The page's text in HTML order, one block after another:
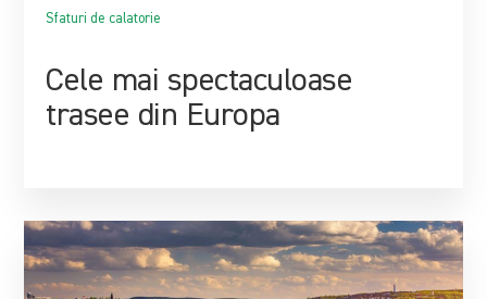
Sfaturi de calatorie
Cele mai spectaculoase
trasee din Europa